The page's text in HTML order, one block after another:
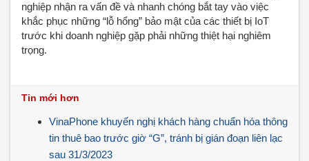
nghiệp nhận ra vấn đề và nhanh chóng bắt tay vào việc
khắc phục những “lỗ hổng” bảo mật của các thiết bị IoT
trước khi doanh nghiệp gặp phải những thiệt hại nghiêm
trọng.
Tin mới hơn
VinaPhone khuyến nghị khách hàng chuẩn hóa thông
tin thuê bao trước giờ “G”, tránh bị gián đoạn liên lạc
sau 31/3/2023